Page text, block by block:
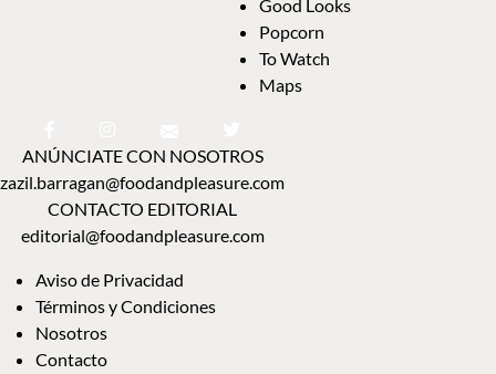
Good Looks
Popcorn
To Watch
Maps
ANÚNCIATE CON NOSOTROS
zazil.barragan@foodandpleasure.com
CONTACTO EDITORIAL
editorial@foodandpleasure.com
Aviso de Privacidad
Términos y Condiciones
Nosotros
Contacto